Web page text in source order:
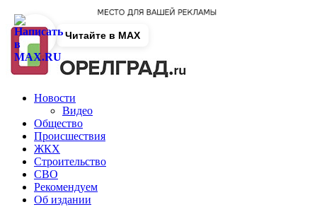
Новости
Видео
Общество
Происшествия
ЖКХ
Строительство
СВО
Рекомендуем
Об издании
Читайте в MAX